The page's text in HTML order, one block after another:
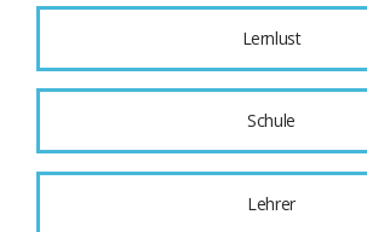
Lernlust
Schule
Lehrer